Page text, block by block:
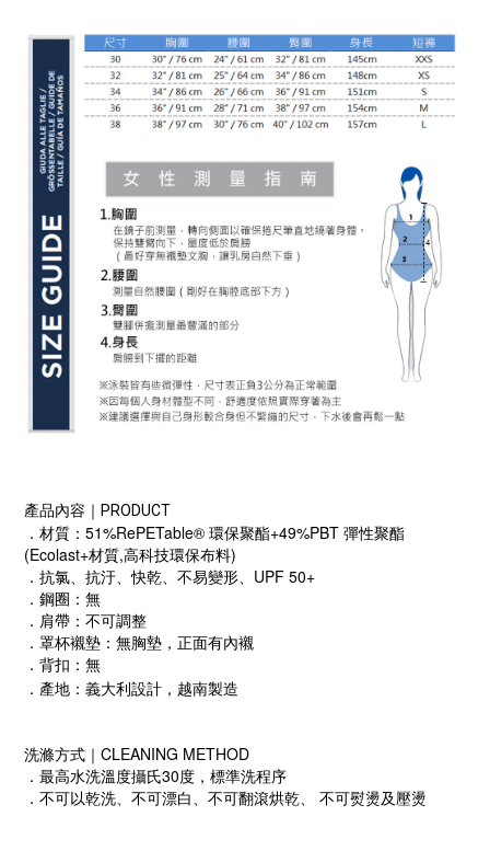
產品內容｜PRODUCT
．材質：51%RePETable® 環保聚酯+49%PBT 彈性聚酯
(Ecolast+材質,高科技環保布料)
．抗氯、抗汙、快乾、不易變形、UPF 50+
．鋼圈：無
．肩帶：不可調整
．罩杯襯墊：無胸墊，正面有內襯
．背扣：無
．產地：義大利設計，越南製造
洗滌方式｜CLEANING METHOD
．最高水洗溫度攝氏30度，標準洗程序
．不可以乾洗、不可漂白、不可翻滾烘乾、 不可熨燙及壓燙